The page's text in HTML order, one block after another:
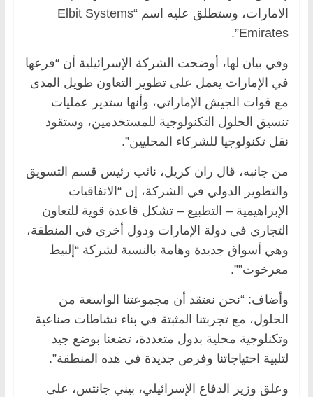
الامارات، وستطلق عليه اسم “Elbit Systems
Emirates”.
وفي بيان لها، أوضحت الشركة الإسرائيلية أن “فرعها
في الإمارات يعمل على تطوير التعاون طويل المدى
مع قوات الجيش الإماراتي، وأنها ستدير عمليات
تنسيق الحلول التكنولوجية للمستخدمين، وستقود
نقل تكنولوجيا للشركاء المحليين”.
من جانبه، قال ران كريل، نائب رئيس قسم التسويق
والتطوير الدولي في الشركة، إن “الاتفاقيات
الإبراهيمية – التطبيع – تشكل قاعدة قوية للتعاون
التجاري في دولة الإمارات ودول أخرى في المنطقة،
وهي أسواق جديدة وهامة بالنسبة لشركة “إلبيط
معرخوت””.
وأضاف: “نحن نعتقد أن مجموعتنا الواسعة من
الحلول، مع تجربتنا المثبتة في بناء نشاطات صناعية
وتكنلوجية محلية بدول متعددة، تضعنا بوضع جيد
لتلبية احتياجاتنا وفرص جديدة في هذه المنطقة”.
وعلق وزير الدفاع الإسرائيلي، بيني جانتس، على